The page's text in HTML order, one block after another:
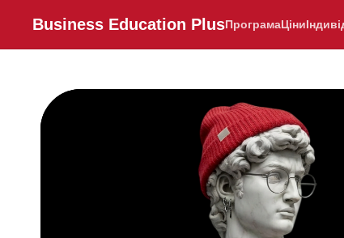
Business Education PlusПрограмаЦіни